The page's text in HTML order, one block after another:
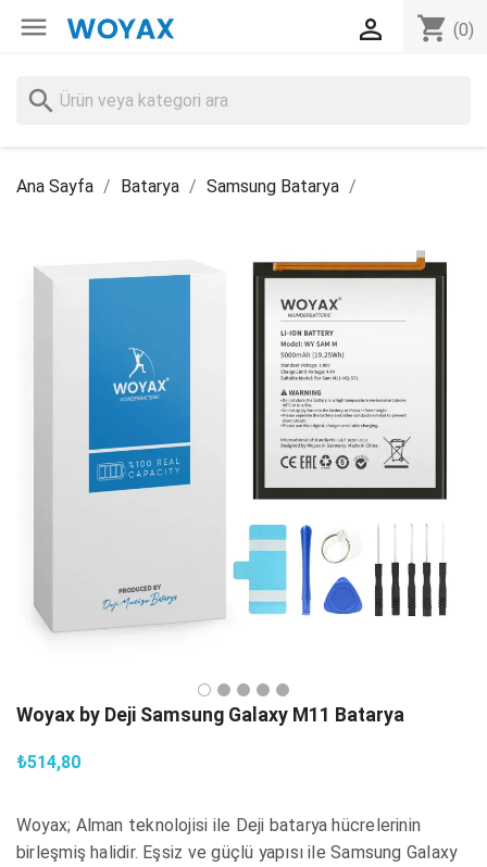
 shopping_cart (0)

search
Ana Sayfa Batarya Samsung Batarya
Woyax by Deji Samsung Galaxy M11 Batarya
₺514,80
Woyax; Alman teknolojisi ile Deji batarya hücrelerinin
birleşmiş halidir. Eşsiz ve güçlü yapısı ile Samsung Galaxy